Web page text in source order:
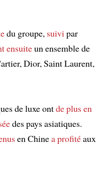
du groupe, suivipar
ensuiteun ensemble de
Dior, Saint Laurent,
de luxe ontde plus en
des pays asiatiques.
en Chinea profitéaux